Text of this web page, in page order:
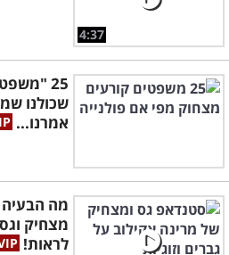
4:37
25
שכולנו
אמרנו...
מה
מצחיק
לראות!